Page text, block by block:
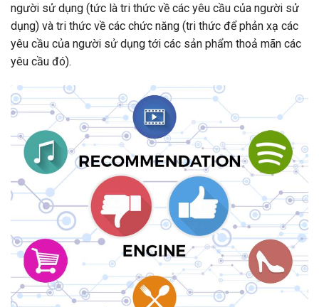
người sử dụng (tức là tri thức về các yêu cầu của người sử
dụng) và tri thức về các chức năng (tri thức để phản xạ các
yêu cầu của người sử dụng tới các sản phẩm thoả mãn các
yêu cầu đó).